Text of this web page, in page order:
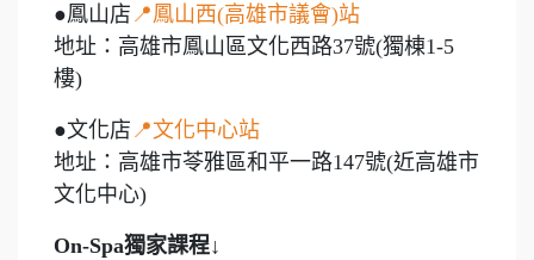
●鳳山店 📍鳳山西(高雄市議會)站
地址：高雄市鳳山區文化西路37號(獨棟1-5
樓)
●文化店 📍文化中心站
地址：高雄市苓雅區和平一路147號(近高雄市
文化中心)
On-Spa獨家課程↓